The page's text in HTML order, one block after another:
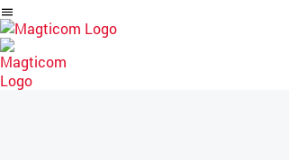
არტიკლზე
გადასვლა